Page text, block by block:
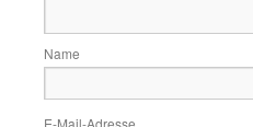
Name